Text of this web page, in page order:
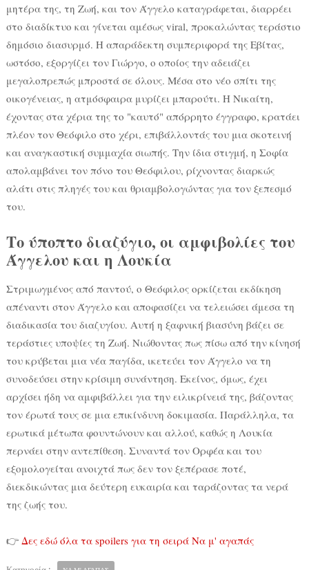
μητέρα της, τη Ζωή, και τον Άγγελο καταγράφεται, διαρρέει
στο διαδίκτυο και γίνεται αμέσως viral, προκαλώντας τεράστιο
δημόσιο διασυρμό. Η απαράδεκτη συμπεριφορά της Εβίτας,
ωστόσο, εξοργίζει τον Γιώργο, ο οποίος την αδειάζει
μεγαλοπρεπώς μπροστά σε όλους. Μέσα στο νέο σπίτι της
οικογένειας, η ατμόσφαιρα μυρίζει μπαρούτι. Η Νικαίτη,
έχοντας στα χέρια της το "καυτό" απόρρητο έγγραφο, κρατάει
πλέον τον Θεόφιλο στο χέρι, επιβάλλοντάς του μια σκοτεινή
και αναγκαστική συμμαχία σιωπής. Την ίδια στιγμή, η Σοφία
απολαμβάνει τον πόνο του Θεόφιλου, ρίχνοντας διαρκώς
αλάτι στις πληγές του και θριαμβολογώντας για τον ξεπεσμό
του.
Το ύποπτο διαζύγιο, οι αμφιβολίες του
Άγγελου και η Λουκία
Στριμωγμένος από παντού, ο Θεόφιλος ορκίζεται εκδίκηση
απέναντι στον Άγγελο και αποφασίζει να τελειώσει άμεσα τη
διαδικασία του διαζυγίου. Αυτή η ξαφνική βιασύνη βάζει σε
τεράστιες υποψίες τη Ζωή. Νιώθοντας πως πίσω από την κίνησή
του κρύβεται μια νέα παγίδα, ικετεύει τον Άγγελο να τη
συνοδεύσει στην κρίσιμη συνάντηση. Εκείνος, όμως, έχει
αρχίσει ήδη να αμφιβάλλει για την ειλικρίνειά της, βάζοντας
τον έρωτά τους σε μια επικίνδυνη δοκιμασία. Παράλληλα, τα
ερωτικά μέτωπα φουντώνουν και αλλού, καθώς η Λουκία
περνάει στην αντεπίθεση. Συναντά τον Ορφέα και του
εξομολογείται ανοιχτά πως δεν τον ξεπέρασε ποτέ,
διεκδικώντας μια δεύτερη ευκαιρία και ταράζοντας τα νερά
της ζωής του.
👉 Δες εδώ όλα τα spoilers για τη σειρά Να μ' αγαπάς